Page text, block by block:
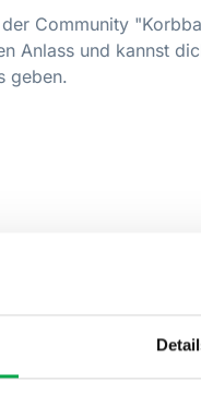
Community
Anlass und kannst
geben.